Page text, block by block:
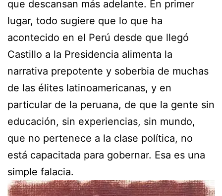
que descansan más adelante. En primer
lugar, todo sugiere que lo que ha
acontecido en el Perú desde que llegó
Castillo a la Presidencia alimenta la
narrativa prepotente y soberbia de muchas
de las élites latinoamericanas, y en
particular de la peruana, de que la gente sin
educación, sin experiencias, sin mundo,
que no pertenece a la clase política, no
está capacitada para gobernar. Esa es una
simple falacia.